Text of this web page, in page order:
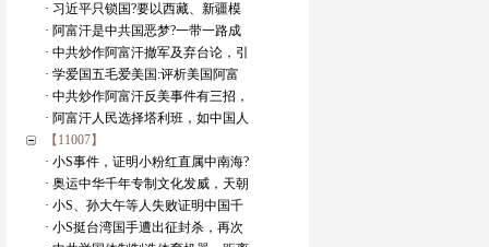
· 习近平只锁国?要以西藏、新疆模
· 阿富汗是中共国恶梦?一带一路成
· 中共炒作阿富汗撤军及弃台论，引
· 学爱国五毛爱美国:评析美国阿富
· 中共炒作阿富汗反美事件有三招，
· 阿富汗人民选择塔利班，如中国人
【11007】
· 小S事件，证明小粉红直属中南海?
· 奥运中华千年专制文化发威，天朝
· 小S、孙大午等人失败证明中国千
· 小S挺台湾国手遭出征封杀，再次